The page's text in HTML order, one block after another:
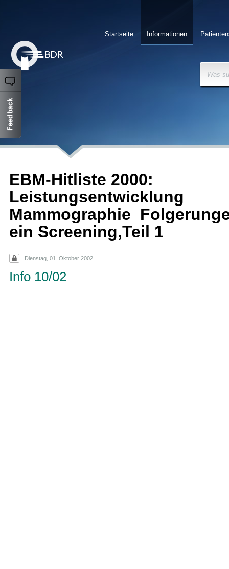
Informationen
Startseite
Was
EBM-Hitliste 2000:
Leistungsentwicklung
Mammographie 
ein Screening,Teil 1
Dienstag, 01. Oktober 2002
Info 10/02